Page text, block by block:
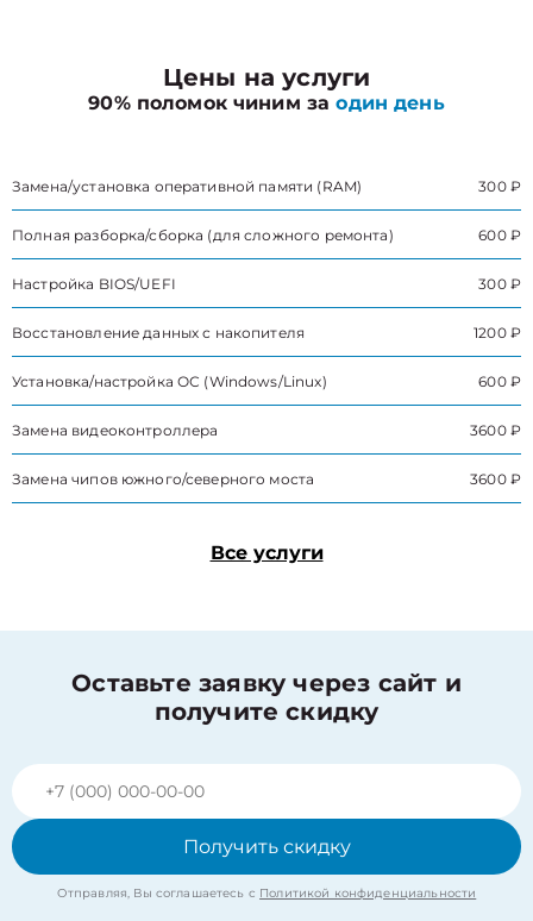
Цены на услуги
90% поломок чиним заодин день
Замена/установка оперативной памяти (RAM) 300 ₽
Полная разборка/сборка (для сложного ремонта) 600 ₽
Настройка BIOS/UEFI 300 ₽
Восстановление данных с накопителя 1200 ₽
Установка/настройка ОС (Windows/Linux) 600 ₽
Замена видеоконтроллера 3600 ₽
Замена чипов южного/северного моста 3600 ₽
Все услуги
Оставьте заявку через сайт и
получите скидку
Получить скидку
Отправляя, Вы соглашаетесь с Политикой конфиденциальности